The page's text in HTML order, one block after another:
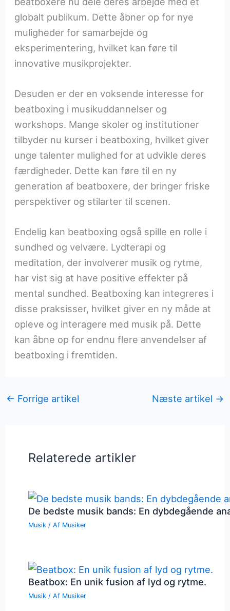
globalt publikum. Dette åbner op for nye
muligheder for samarbejde og
eksperimentering, hvilket kan føre til
innovative musikprojekter.
Desuden er der en voksende interesse for
beatboxing i musikuddannelser og
workshops. Mange skoler og institutioner
tilbyder nu kurser i beatboxing, hvilket giver
unge talenter mulighed for at udvikle deres
færdigheder. Dette kan føre til en ny
generation af beatboxere, der bringer friske
perspektiver og stilarter til scenen.
Endelig kan beatboxing også spille en rolle i
sundhed og velvære. Lydterapi og
meditation, der involverer musik og rytme,
har vist sig at have positive effekter på
mental sundhed. Beatboxing kan integreres i
disse praksisser, hvilket giver en ny måde at
opleve og interagere med musik på. Dette
kan åbne op for endnu flere anvendelser af
beatboxing i fremtiden.
← Forrige artikel Næste artikel →
Relaterede artikler
De bedste musik bands: En dybdegående
Musik / Af Musiker
Beatbox: En unik fusion af lyd og rytme.
Musik / Af Musiker